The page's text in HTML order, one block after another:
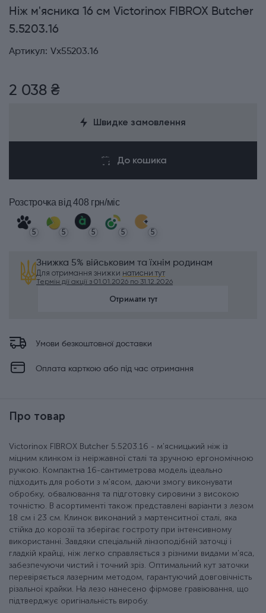
Ніж м'ясника 16 см Victorinox FIBROX Butcher
5.5203.16
Артикул: Vx55203.16
2 038 ₴
Швидке замовлення
До кошика
Розстрочка від 408 грн/міс
5 5 5 5 5
Знижка 5% військовим та їхнім родинам
Для отримання знижки натисни тут
Термін дії акції з 01.01.2026 по 31.12.2026
Отримати тут
Умови безкоштовної доставки
Оплата карткою або під час отримання
Про товар
Victorinox FIBROX Butcher 5.5203.16 - м'ясницький ніж із
міцним клинком із неіржавної сталі та зручною ергономічною
ручкою. Компактна 16-сантиметрова модель ідеально
підходить для роботи з м'ясом, даючи змогу виконувати
обробку, обвалювання та підготовку сировини з високою
точністю. В асортименті також представлені варіанти з лезом
18 см і 23 см. Клинок виконаний з мартенситної сталі, яка
стійка до корозії та зберігає гостроту при інтенсивному
використанні. Завдяки спеціальній лінзоподібній заточці і
гладкій крайці, ніж легко справляється з різними видами м'яса,
забезпечуючи чистий і точний зріз. Оптимальний кут заточки
перевіряється лазерним методом, гарантуючий довговічність
різальної крайки. На лезо нанесено фірмове гравіювання, що
підтверджує оригінальність виробу.